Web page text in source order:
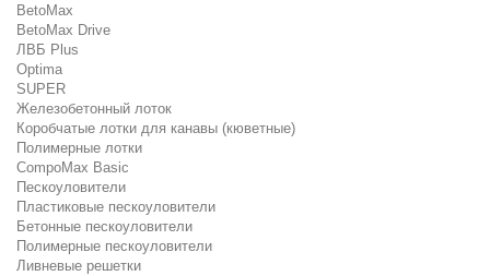
BetoMax
BetoMax Drive
ЛВБ Plus
Optima
SUPER
Железобетонный лоток
Коробчатые лотки для канавы (кюветные)
Полимерные лотки
CompoMax Basic
Пескоуловители
Пластиковые пескоуловители
Бетонные пескоуловители
Полимерные пескоуловители
Ливневые решетки